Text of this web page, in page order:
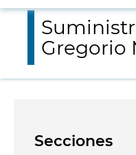
Gregorio
Secciones